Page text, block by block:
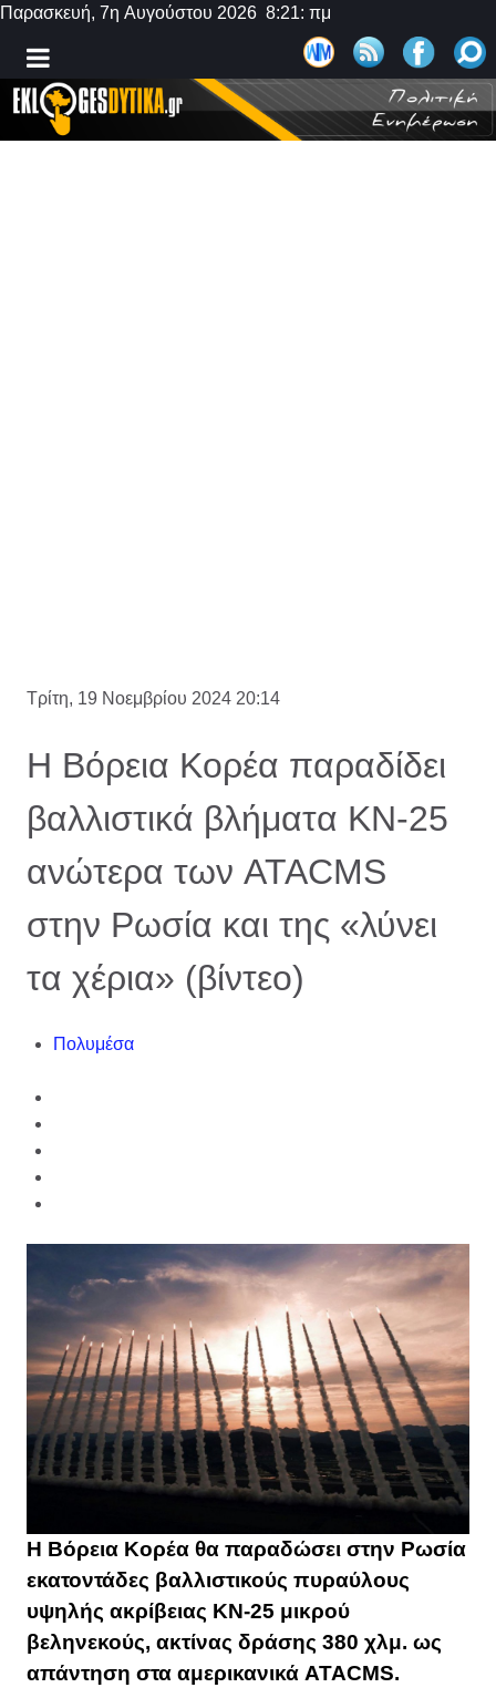
Παρασκευή, 7η Αυγούστου 2026 8:21: πμ
Τρίτη, 19 Νοεμβρίου 2024 20:14
Η Βόρεια Κορέα παραδίδει
βαλλιστικά βλήματα KN-25
ανώτερα των ATACMS
στην Ρωσία και της «λύνει
τα χέρια» (βίντεο)
Πολυμέσα
Η Βόρεια Κορέα θα παραδώσει στην Ρωσία
εκατοντάδες βαλλιστικούς πυραύλους
υψηλής ακρίβειας KN-25 μικρού
βεληνεκούς, ακτίνας δράσης 380 χλμ. ως
απάντηση στα αμερικανικά ATACMS.